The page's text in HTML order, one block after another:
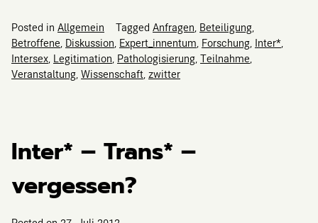
Posted in Allgemein Tagged Anfragen, Beteiligung,
Betroffene, Diskussion, Expert_innentum, Forschung, Inter*,
Intersex, Legitimation, Pathologisierung, Teilnahme,
Veranstaltung, Wissenschaft, zwitter
Inter* – Trans* –
vergessen?